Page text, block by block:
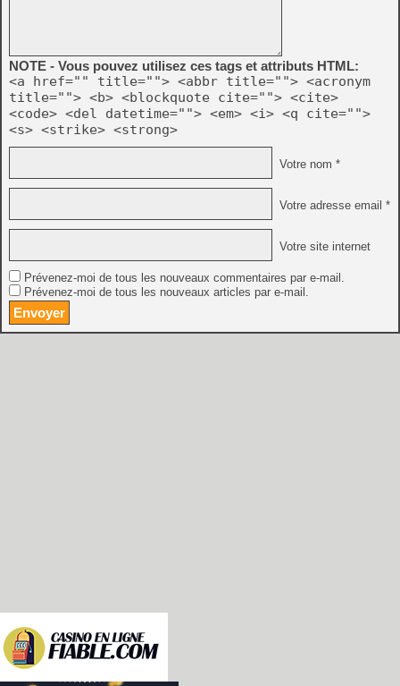
NOTE - Vous pouvez utilisez ces tags et attributs HTML:
<a href="" title=""> <abbr title=""> <acronym
title=""> <b> <blockquote cite=""> <cite>
<code> <del datetime=""> <em> <i> <q cite="">
<s> <strike> <strong>
Votre nom *
Votre adresse email *
Votre site internet
Prévenez-moi de tous les nouveaux commentaires par e-mail.
Prévenez-moi de tous les nouveaux articles par e-mail.